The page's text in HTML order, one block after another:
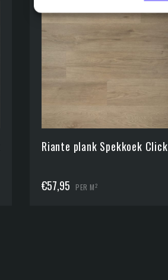
Riante plank Spekkoek Click
€57,95 PER M2